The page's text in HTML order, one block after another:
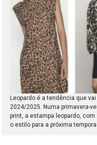
Leopardo é a tendência que
2024/2025. Numa primavera-
print, a estampa leopardo,
o estilo para a próxima